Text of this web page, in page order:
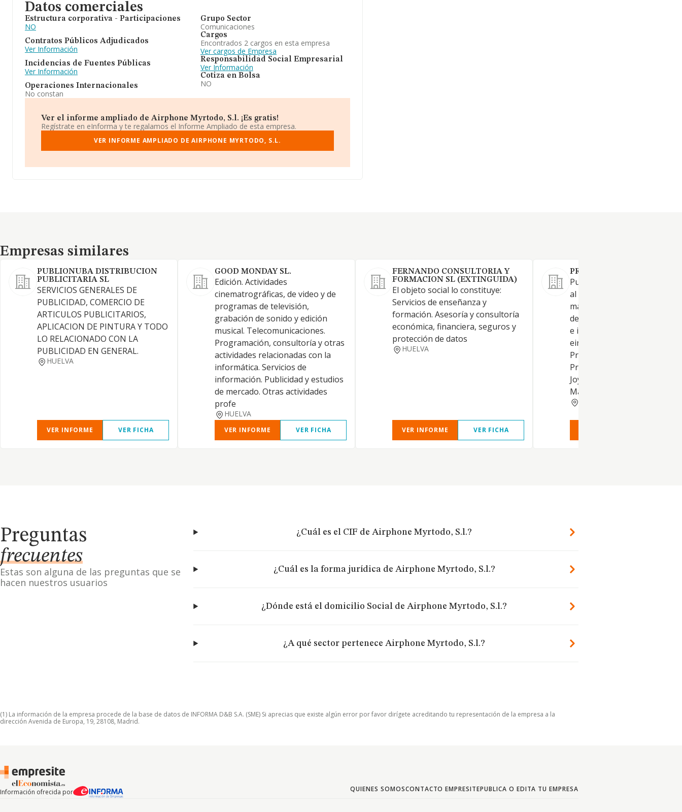
Datos comerciales
Estructura corporativa - Participaciones
NO
Contratos Públicos Adjudicados
Ver Información
Incidencias de Fuentes Públicas
Ver Información
Operaciones Internacionales
No constan
Grupo Sector
Comunicaciones
Cargos
Encontrados 2 cargos en esta empresa
Ver cargos de Empresa
Responsabilidad Social Empresarial
Ver Información
Cotiza en Bolsa
NO
Ver el informe ampliado de Airphone Myrtodo, S.l. ¡Es gratis!
Regístrate en eInforma y te regalamos el Informe Ampliado de esta empresa.
VER INFORME AMPLIADO DE AIRPHONE MYRTODO, S.L.
Empresas similares
Empresas similares
PUBLIONUBA DISTRIBUCION
PUBLICITARIA SL
SERVICIOS GENERALES DE
PUBLICIDAD, COMERCIO DE
ARTICULOS PUBLICITARIOS,
APLICACION DE PINTURA Y TODO
LO RELACIONADO CON LA
PUBLICIDAD EN GENERAL.
HUELVA
VER INFORME VER FICHA
GOOD MONDAY SL.
Edición. Actividades
cinematrográficas, de video y de
programas de televisión,
grabación de sonido y edición
musical. Telecomunicaciones.
Programación, consultoría y otras
actividades relacionadas con la
informática. Servicios de
información. Publicidad y estudios
de mercado. Otras actividades
profe
HUELVA
VER INFORME VER FICHA
FERNANDO CONSULTORIA Y
FORMACION SL (EXTINGUIDA)
El objeto social lo constituye:
Servicios de enseñanza y
formación. Asesoría y consultoría
económica, financiera, seguros y
protección de datos
HUELVA
VER INFORME VER FICHA
PROYEK-INGO SL.
Publicidad y marketing.
al por mayor y menor de
maquinas recreativas.
de bazar. productos de
e informatica articulos
einstrumentos de musica.
Productos textiles y calzados.
Prendas de vestir. Muebles.
Joyeria, relojeria y bisuteria.
Material deportivo. Vinos y
Preguntas
frecuentes
Estas son alguna de las preguntas que se
hacen nuestros usuarios
¿Cuál es el CIF de Airphone Myrtodo, S.l.?
¿Cuál es la forma jurídica de Airphone Myrtodo, S.l.?
¿Dónde está el domicilio Social de Airphone Myrtodo, S.l.?
¿A qué sector pertenece Airphone Myrtodo, S.l.?
(1) La información de la empresa procede de la base de datos de INFORMA D&B S.A. (SME) Si aprecias que existe algún error por favor dirígete acreditando tu representación de la empresa a la
dirección Avenida de Europa, 19, 28108, Madrid.
Información ofrecida por QUIENES SOMOSCONTACTO EMPRESITEPUBLICA O EDITA TU EMPRESA